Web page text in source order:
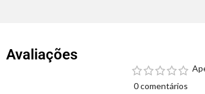
Avaliações
0 comentários